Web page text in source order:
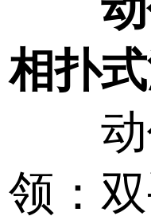
相扑
动
领：